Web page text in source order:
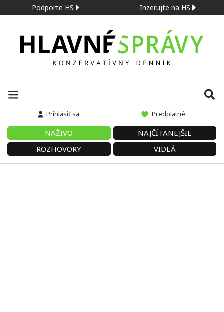
Podporte HS Inzerujte na HS
Prihlásiť sa Predplatné
NAŽIVO
NAJČÍTANEJŠIE
ROZHOVORY
VIDEÁ